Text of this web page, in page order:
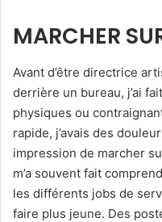
MARCHER
Avant d’être directrice
derrière un bureau, j’ai
physiques ou
rapide, j’avais des
impression de marcher
m’a souvent fait
les différents jobs de
faire plus jeune. Des